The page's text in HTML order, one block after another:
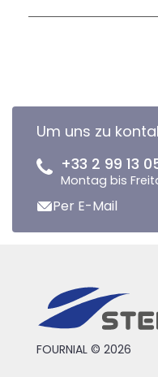
Um uns zu
+33 2 99 13
Montag bis
Per E-Mail
FOURNIAL © 2026